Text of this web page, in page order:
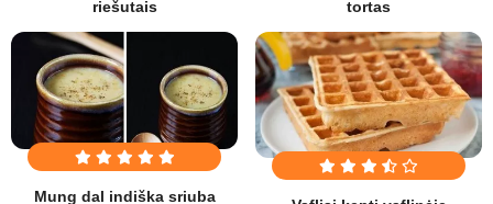
riešutais
tortas
Mung dal indiška sriuba